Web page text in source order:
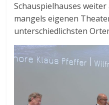
Schauspielhauses
mangels eigenen
unterschiedlichsten